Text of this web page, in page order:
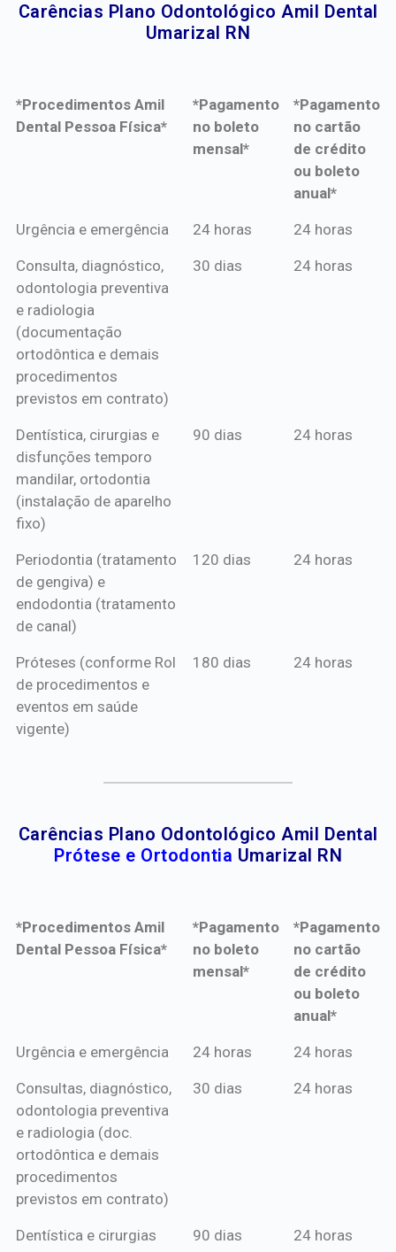
Carências Plano Odontológico Amil Dental
Umarizal RN​
*Procedimentos Amil
Dental Pessoa Física*
*Pagamento
no boleto
mensal*
*Pagamento
no cartão
de crédito
ou boleto
anual*
*Procedimentos Amil
*Pagamento
mensal*
*Pagamento
de crédito
Urgência e emergência 24 horas 24 horas
Consulta, diagnóstico,
odontologia preventiva
e radiologia
(documentação
ortodôntica e demais
procedimentos
previstos em contrato)
30 dias 24 horas
Dentística, cirurgias e
disfunções temporo
mandilar, ortodontia
(instalação de aparelho
fixo)
90 dias 24 horas
Periodontia (tratamento
de gengiva) e
endodontia (tratamento
de canal)
120 dias 24 horas
Próteses (conforme Rol
de procedimentos e
eventos em saúde
vigente)
180 dias 24 horas
Carências Plano Odontológico Amil Dental
Prótese e Ortodontia Umarizal RN
*Procedimentos Amil
Dental Pessoa Física*
*Pagamento
no boleto
mensal*
*Pagamento
no cartão
de crédito
ou boleto
anual*
*Procedimentos Amil
*Pagamento
mensal*
*Pagamento
de crédito
Urgência e emergência 24 horas 24 horas
Consultas, diagnóstico,
odontologia preventiva
e radiologia (doc.
ortodôntica e demais
procedimentos
previstos em contrato)
30 dias 24 horas
Dentística e cirurgias 90 dias 24 horas